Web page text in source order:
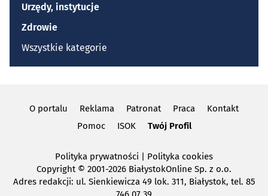
Urzędy, instytucje
Zdrowie
Wszystkie kategorie
O portalu Reklama Patronat Praca
Kontakt
Pomoc
ISOK Twój Profil
Polityka prywatności | Polityka cookies
Copyright © 2001-2026 BiałystokOnline Sp. z o.o.
Adres redakcji: ul. Sienkiewicza 49 lok. 311, Białystok, tel. 85